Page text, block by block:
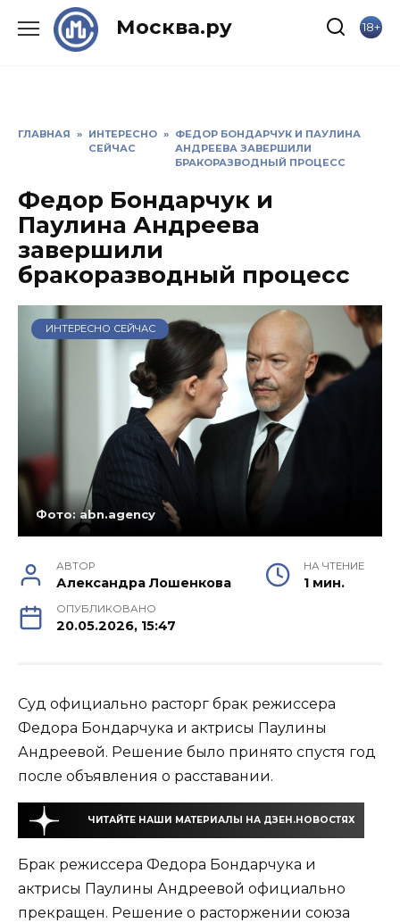
Москва.ру 18+
ГЛАВНАЯ » ИНТЕРЕСНО
СЕЙЧАС
» ФЕДОР БОНДАРЧУК И ПАУЛИНА
АНДРЕЕВА ЗАВЕРШИЛИ
БРАКОРАЗВОДНЫЙ ПРОЦЕСС
Федор Бондарчук и
Паулина Андреева
завершили
бракоразводный процесс
ИНТЕРЕСНО СЕЙЧАС
Фото: abn.agency
АВТОР
Александра Лошенкова
НА ЧТЕНИЕ
1 мин.
ОПУБЛИКОВАНО
20.05.2026, 15:47
Суд официально расторг брак режиссера
Федора Бондарчука и актрисы Паулины
Андреевой. Решение было принято спустя год
после объявления о расставании.
ЧИТАЙТЕ НАШИ МАТЕРИАЛЫ НА ДЗЕН.НОВОСТЯХ
Брак режиссера Федора Бондарчука и
актрисы Паулины Андреевой официально
прекращен. Решение о расторжении союза